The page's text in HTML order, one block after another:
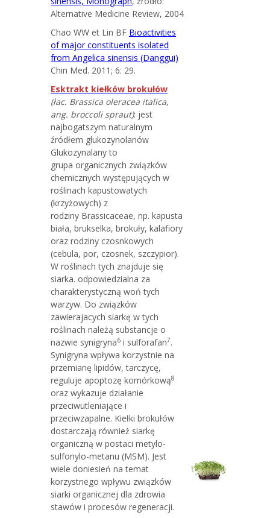
Alternative Medicine Review, 2004
Chao WW et Lin BF Bioactivities
of major constituents isolated
from Angelica sinensis (Danggui)
Chin Med. 2011; 6: 29.
Esktrakt kiełków brokułów
(łac. Brassica oleracea italica,
ang. broccoli spraut): jest
najbogatszym naturalnym
źródłem glukozynolanów
Glukozynalany to
grupa organicznych związków
chemicznych występujących w
roślinach kapustowatych
(krzyżowych) z
rodziny Brassicaceae, np. kapusta
biała, brukselka, brokuły, kalafiory
oraz rodziny czosnkowych
(cebula, por, czosnek, szczypior).
W roślinach tych znajduje się
siarka. odpowiedzialna za
charakterystyczną woń tych
warzyw. Do związków
zawierajacych siarkę w tych
roślinach należą substancje o
nazwie synigryna6 i sulforafan7.
Synigryna wpływa korzystnie na
przemianę lipidów, tarczycę,
reguluje apoptozę komórkową8
oraz wykazuje działanie
przeciwutleniające i
przeciwzapalne. Kiełki brokułów
dostarczają również siarkę
organiczną w postaci metylo-
sulfonylo-metanu (MSM). Jest
wiele doniesień na temat
korzystnego wpływu związków
siarki organicznej dla zdrowia
stawów i procesów regeneracji.